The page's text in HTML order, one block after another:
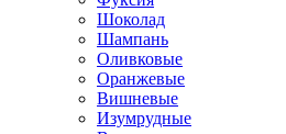
Шоколад
Шампань
Оливковые
Оранжевые
Вишневые
Изумрудные